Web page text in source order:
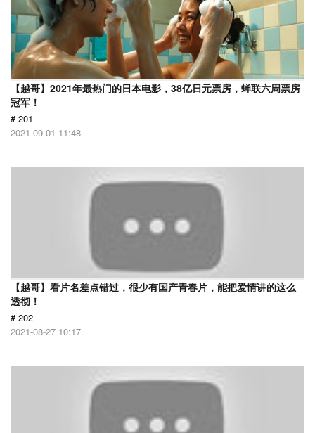
【越哥】2021年最热门的日本电影，38亿日元票房，蝉联六周票房
冠军！
# 201
2021-09-01 11:48
【越哥】看片名差点错过，很少有国产青春片，能把爱情讲的这么
透彻！
# 202
2021-08-27 10:17